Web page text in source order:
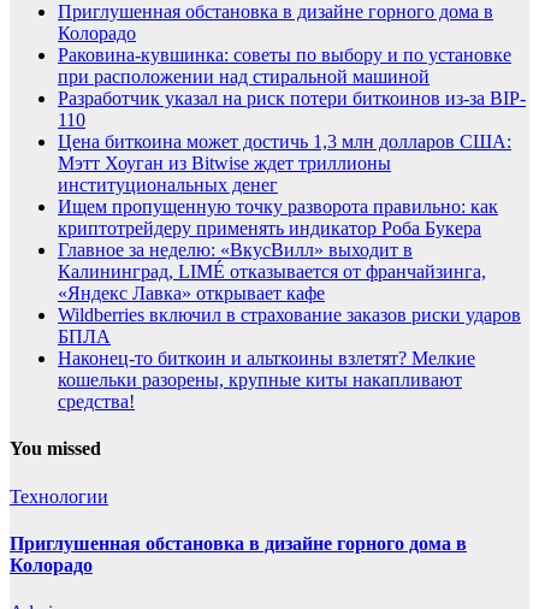
Приглушенная обстановка в дизайне горного дома в
Колорадо
Раковина-кувшинка: советы по выбору и по установке
при расположении над стиральной машиной
Разработчик указал на риск потери биткоинов из-за BIP-
110
Цена биткоина может достичь 1,3 млн долларов США:
Мэтт Хоуган из Bitwise ждет триллионы
институциональных денег
Ищем пропущенную точку разворота правильно: как
криптотрейдеру применять индикатор Роба Букера
Главное за неделю: «ВкусВилл» выходит в
Калининград, LIMÉ отказывается от франчайзинга,
«Яндекс Лавка» открывает кафе
Wildberries включил в страхование заказов риски ударов
БПЛА
Наконец-то биткоин и альткоины взлетят? Мелкие
кошельки разорены, крупные киты накапливают
средства!
You missed
Технологии
Приглушенная обстановка в дизайне горного дома в
Колорадо